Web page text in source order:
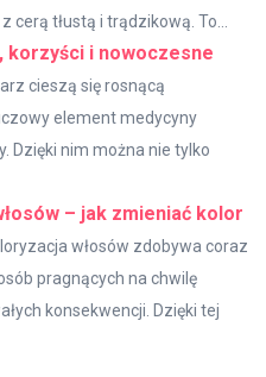
cerą tłustą i trądzikową. To...
korzyści i nowoczesne
cieszą się rosnącą
element medycyny
Dzięki nim można nie tylko
– jak zmieniać kolor
włosów zdobywa coraz
pragnących na chwilę
konsekwencji. Dzięki tej